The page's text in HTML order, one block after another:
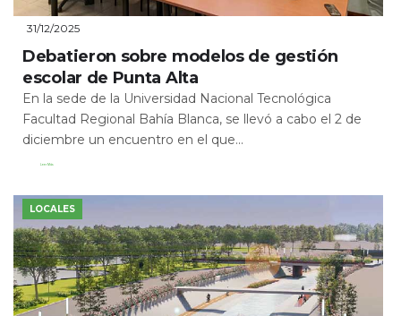
31/12/2025
Debatieron sobre modelos de gestión
escolar de Punta Alta
En la sede de la Universidad Nacional Tecnológica
Facultad Regional Bahía Blanca, se llevó a cabo el 2 de
diciembre un encuentro en el que...
Leer Más
LOCALES